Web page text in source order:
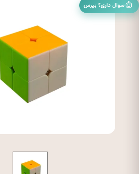
سوال داری؟ بپرس